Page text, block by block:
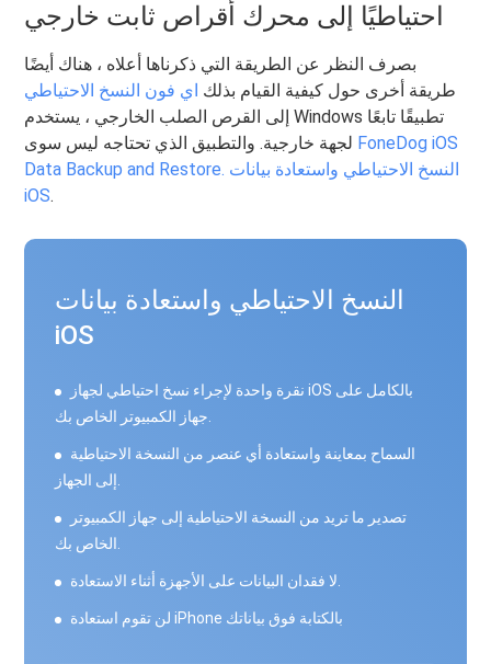
احتياطيًا إلى محرك أقراص ثابت خارجي
بصرف النظر عن الطريقة التي ذكرناها أعلاه ، هناك أيضًا
طريقة أخرى حول كيفية القيام بذلك اي فون النسخ الاحتياطي
إلى القرص الصلب الخارجي ، يستخدم Windows تطبيقًا تابعًا
FoneDog iOS
Data Backup and Restore. النسخ الاحتياطي واستعادة بيانات
iOS.
النسخ الاحتياطي واستعادة بيانات
iOS
نقرة واحدة لإجراء نسخ احتياطي لجهاز iOS بالكامل على
السماح بمعاينة واستعادة أي عنصر من النسخة الاحتياطية
تصدير ما تريد من النسخة الاحتياطية إلى جهاز الكمبيوتر
لن تقوم استعادة iPhone بالكتابة فوق بياناتك